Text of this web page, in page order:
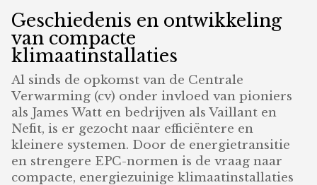
Geschiedenis en ontwikkeling
van compacte
klimaatinstallaties
Al sinds de opkomst van de Centrale
Verwarming (cv) onder invloed van pioniers
als James Watt en bedrijven als Vaillant en
Nefit, is er gezocht naar efficiëntere en
kleinere systemen. Door de energietransitie
en strengere EPC-normen is de vraag naar
compacte, energiezuinige klimaatinstallaties